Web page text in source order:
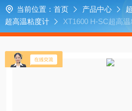
当前位置： 首页 产品中心
超高温粘度计
XT1600 H-SC超高